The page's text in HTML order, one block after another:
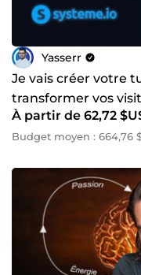
Yasserr
Je vais créer votre
transformer vos
À partir de 62,72
Budget moyen : 664,76